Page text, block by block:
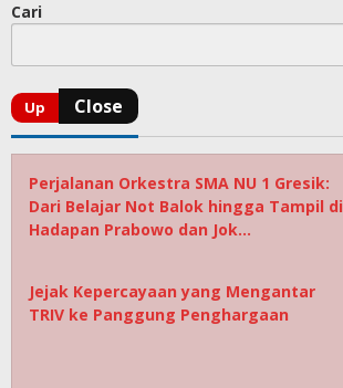
Cari
Perjalanan Orkestra SMA NU 1 Gresik:
Dari Belajar Not Balok hingga Tampil di
Hadapan Prabowo dan Jok…
Jejak Kepercayaan yang Mengantar
TRIV ke Panggung Penghargaan